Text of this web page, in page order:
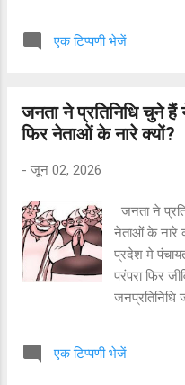
को एक ज्ञापन
शिक्षा बोर्ड
केंद्रीय शिक्षा
देश के 24
डाल दिया
उनके परिवार
प्रणाली की
से गुजर रहे हैं।
एक टिप्पणी भेजें
जनता ने प्रतिनिधि चुने
फिर नेताओं के नारे क्यों?
- जून 02, 2026
जनता ने
नेताओं के नारे
प्रदेश मे
परंपरा फिर
साबित करने
एक टिप्पणी भेजें